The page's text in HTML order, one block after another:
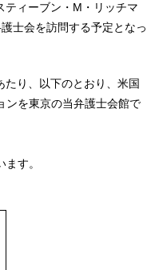
ティーブン・M・リッチマ
士会を訪問する予定となっ
たり、以下のとおり、米国
ンを東京の当弁護士会館で
す。